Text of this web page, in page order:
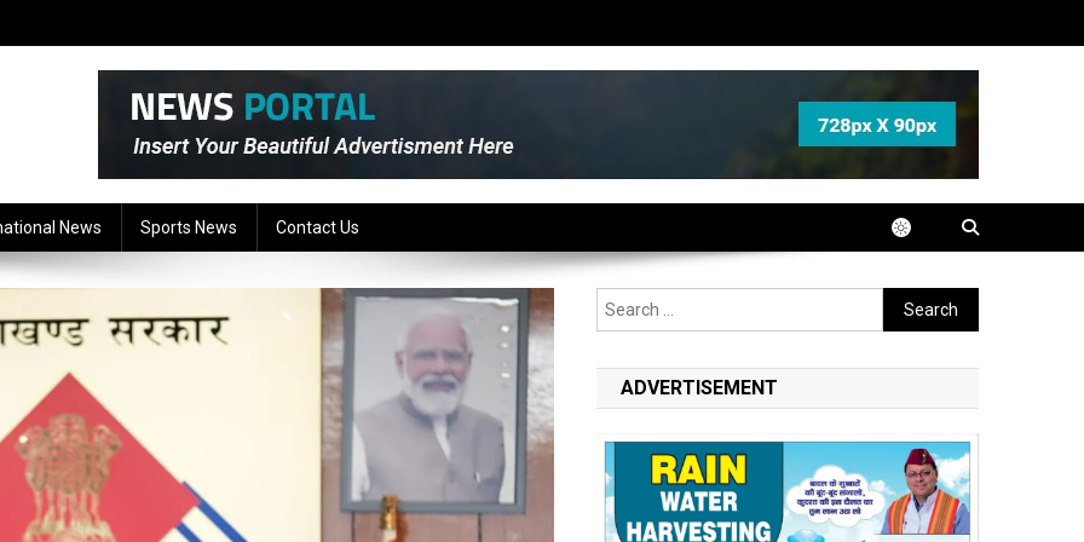
News Sports News Contact Us
Search
for:
ADVERTISEMENT